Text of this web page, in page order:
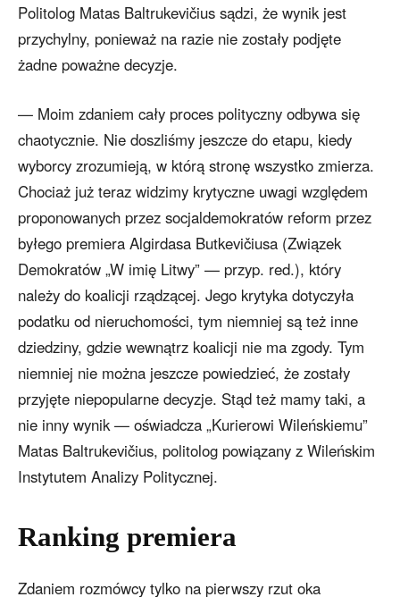
Politolog Matas Baltrukevičius sądzi, że wynik jest
przychylny, ponieważ na razie nie zostały podjęte
żadne poważne decyzje.
— Moim zdaniem cały proces polityczny odbywa się
chaotycznie. Nie doszliśmy jeszcze do etapu, kiedy
wyborcy zrozumieją, w którą stronę wszystko zmierza.
Chociaż już teraz widzimy krytyczne uwagi względem
proponowanych przez socjaldemokratów reform przez
byłego premiera Algirdasa Butkevičiusa (Związek
Demokratów „W imię Litwy” — przyp. red.), który
należy do koalicji rządzącej. Jego krytyka dotyczyła
podatku od nieruchomości, tym niemniej są też inne
dziedziny, gdzie wewnątrz koalicji nie ma zgody. Tym
niemniej nie można jeszcze powiedzieć, że zostały
przyjęte niepopularne decyzje. Stąd też mamy taki, a
nie inny wynik — oświadcza „Kurierowi Wileńskiemu”
Matas Baltrukevičius, politolog powiązany z Wileńskim
Instytutem Analizy Politycznej.
Ranking premiera
Zdaniem rozmówcy tylko na pierwszy rzut oka